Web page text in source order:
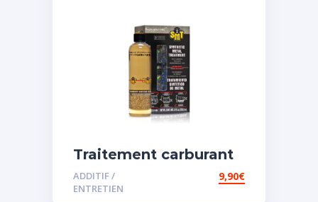
Traitement carburant
spécial essence
ADDITIF /
ENTRETIEN
9,90€